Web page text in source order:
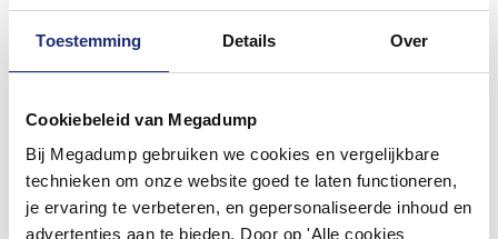
Toestemming Details Over
Cookiebeleid van Megadump
Bij Megadump gebruiken we cookies en vergelijkbare
technieken om onze website goed te laten functioneren,
je ervaring te verbeteren, en gepersonaliseerde inhoud en
advertenties aan te bieden. Door op 'Alle cookies